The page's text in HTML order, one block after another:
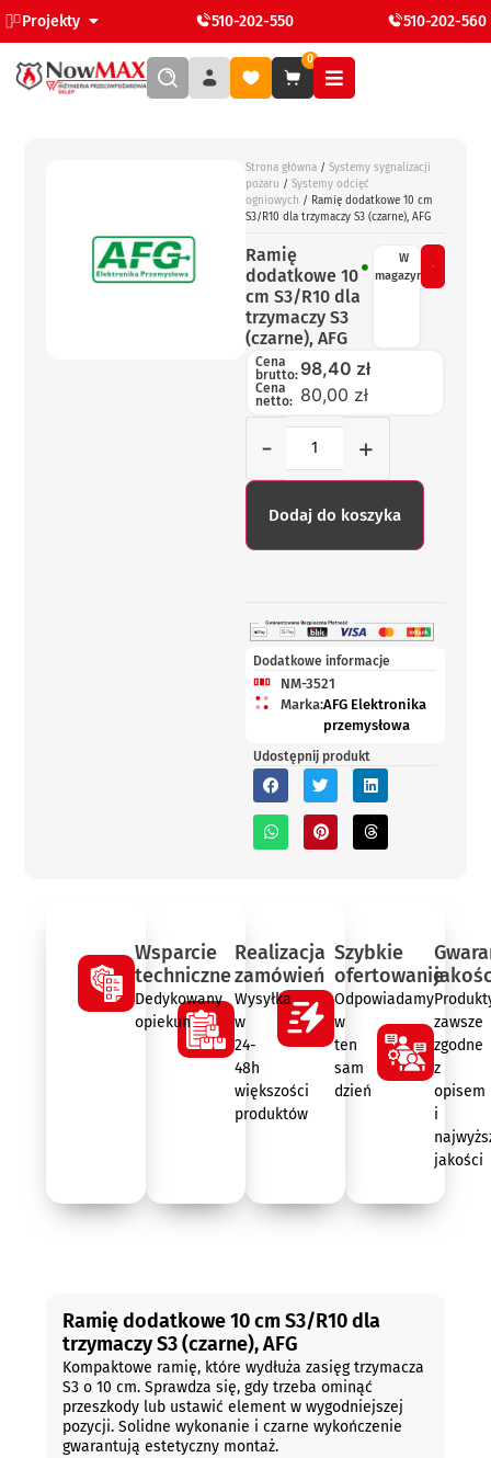
Projekty 510-202-550 510-202-560
0
Strona główna / Systemy sygnalizacji
pożaru / Systemy odcięć
ogniowych / Ramię dodatkowe 10 cm
S3/R10 dla trzymaczy S3 (czarne), AFG
Ramię
dodatkowe 10
cm S3/R10 dla
trzymaczy S3
(czarne), AFG
W
magazynie
Cena
brutto: 98,40 zł
Cena
netto: 80,00 zł
- +
Dodaj do koszyka
Dodatkowe informacje
NM-3521
Marka:AFG Elektronika
przemysłowa
Udostępnij produkt
Wsparcie
techniczne
Dedykowany
opiekun
Realizacja
zamówień
Wysyłka
w
24-
48h
większości
produktów
Szybkie
ofertowanie
Odpowiadamy
w
ten
sam
dzień
zawsze
zgodne
z
opisem
i
jakości
Ramię dodatkowe 10 cm S3/R10 dla
trzymaczy S3 (czarne), AFG
Kompaktowe ramię, które wydłuża zasięg trzymacza
S3 o 10 cm. Sprawdza się, gdy trzeba ominąć
przeszkody lub ustawić element w wygodniejszej
pozycji. Solidne wykonanie i czarne wykończenie
gwarantują estetyczny montaż.